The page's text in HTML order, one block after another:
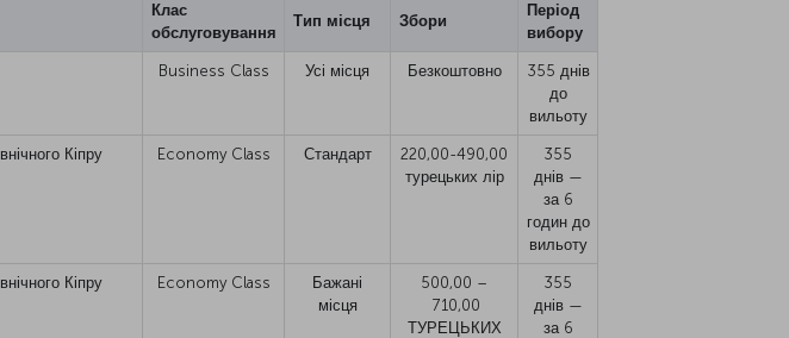
Клас
обслуговування
Тип місця Збори
Період
вибору
Business Class Усі місця Безкоштовно
355 днів
до
вильоту
Кіпру Economy Class Стандарт
220,00-490,00
турецьких лір
355
днів —
за 6
годин до
вильоту
Кіпру Economy Class
Бажані
місця
500,00 –
710,00
ТУРЕЦЬКИХ
355
днів —
за 6